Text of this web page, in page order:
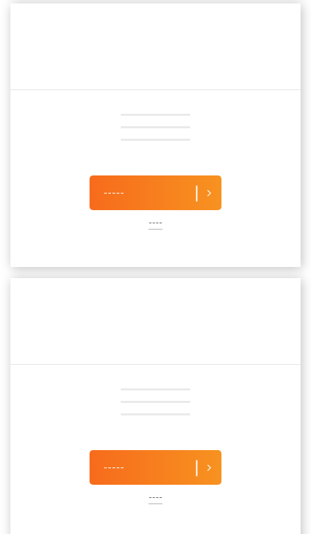
-----
----
-----
----